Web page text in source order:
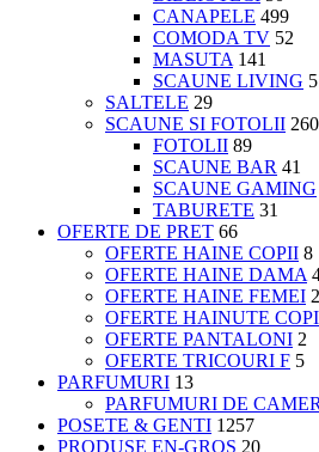
CANAPELE 499
COMODA TV 52
MASUTA 141
SCAUNE LIVING
SALTELE 29
SCAUNE SI FOTOLII 260
FOTOLII 89
SCAUNE BAR 41
SCAUNE GAMING
TABURETE 31
OFERTE DE PRET 66
OFERTE HAINE COPII 8
OFERTE HAINE DAMA
OFERTE HAINE FEMEI
OFERTE HAINUTE
OFERTE PANTALONI 2
OFERTE TRICOURI F 5
PARFUMURI 13
PARFUMURI DE
POSETE & GENTI 1257
PRODUSE EN-GROS 20